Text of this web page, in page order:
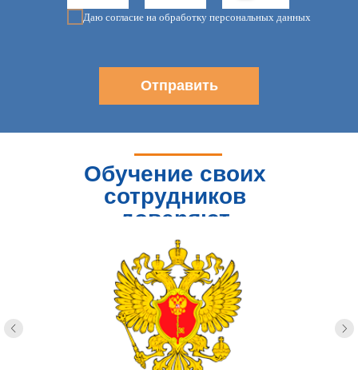
Даю согласие на обработку персональных данных
Отправить
Обучение своих
сотрудников
доверяют